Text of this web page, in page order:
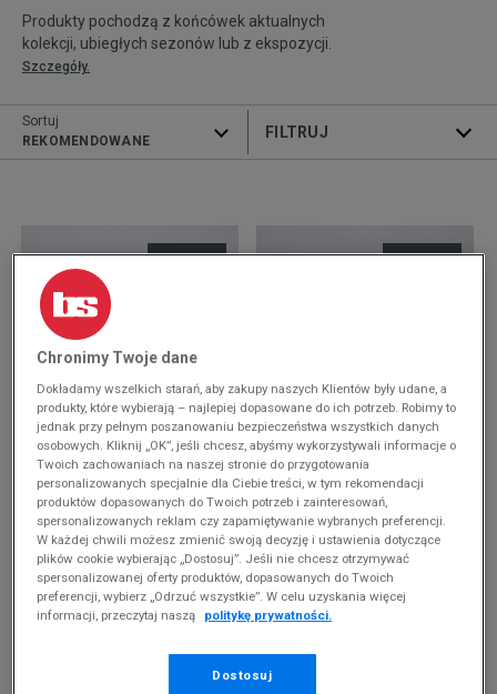
Produkty pochodzą z końcówek aktualnych
kolekcji, ubiegłych sezonów lub z ekspozycji.
Szczegóły.
ROZWIŃ FILTRY
Sortuj
REKOMENDOWANE
ADIDAS RESPONSE CL TR
369,99 zł
-10% ZA MIN. 500 ZŁ KOD: SUM10
ADIDAS RESPONSE CL
339,99 zł
Chronimy Twoje dane
Dokładamy wszelkich starań, aby zakupy naszych Klientów były udane, a
produkty, które wybierają – najlepiej dopasowane do ich potrzeb. Robimy to
jednak przy pełnym poszanowaniu bezpieczeństwa wszystkich danych
osobowych. Kliknij „OK”, jeśli chcesz, abyśmy wykorzystywali informacje o
Twoich zachowaniach na naszej stronie do przygotowania
personalizowanych specjalnie dla Ciebie treści, w tym rekomendacji
produktów dopasowanych do Twoich potrzeb i zainteresowań,
spersonalizowanych reklam czy zapamiętywanie wybranych preferencji.
W każdej chwili możesz zmienić swoją decyzję i ustawienia dotyczące
plików cookie wybierając „Dostosuj”. Jeśli nie chcesz otrzymywać
spersonalizowanej oferty produktów, dopasowanych do Twoich
preferencji, wybierz „Odrzuć wszystkie”. W celu uzyskania więcej
informacji, przeczytaj naszą
politykę prywatności.
Dostosuj